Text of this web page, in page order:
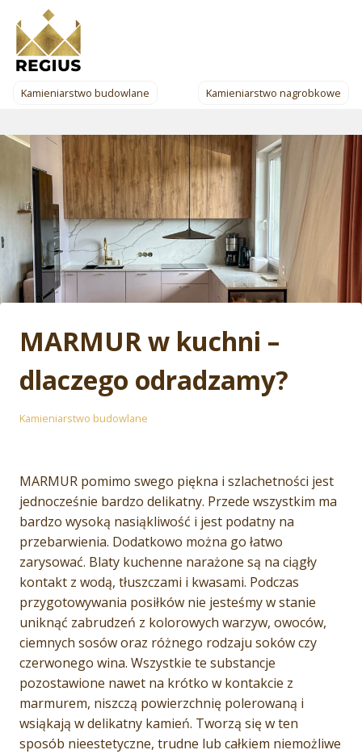
treści
Kamieniarstwo budowlane Kamieniarstwo nagrobkowe
MARMUR w kuchni –
dlaczego odradzamy?
Kamieniarstwo budowlane
MARMUR pomimo swego piękna i szlachetności jest
jednocześnie bardzo delikatny. Przede wszystkim ma
bardzo wysoką nasiąkliwość i jest podatny na
przebarwienia. Dodatkowo można go łatwo
zarysować. Blaty kuchenne narażone są na ciągły
kontakt z wodą, tłuszczami i kwasami. Podczas
przygotowywania posiłków nie jesteśmy w stanie
uniknąć zabrudzeń z kolorowych warzyw, owoców,
ciemnych sosów oraz różnego rodzaju soków czy
czerwonego wina. Wszystkie te substancje
pozostawione nawet na krótko w kontakcie z
marmurem, niszczą powierzchnię polerowaną i
wsiąkają w delikatny kamień. Tworzą się w ten
sposób nieestetyczne, trudne lub całkiem niemożliwe